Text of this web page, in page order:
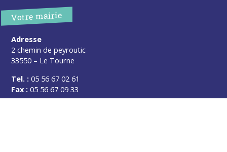
Votre mairie
Adresse
2 chemin de peyroutic
33550 – Le Tourne
Tel. : 05 56 67 02 61
Fax : 05 56 67 09 33